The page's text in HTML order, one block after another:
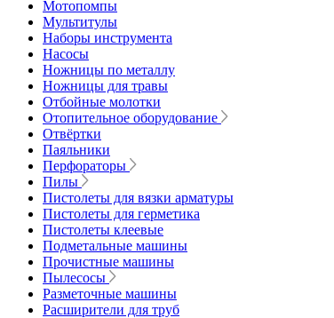
Мотопомпы
Мультитулы
Наборы инструмента
Насосы
Ножницы по металлу
Ножницы для травы
Отбойные молотки
Отопительное оборудование
Отвёртки
Паяльники
Перфораторы
Пилы
Пистолеты для вязки арматуры
Пистолеты для герметика
Пистолеты клеевые
Подметальные машины
Прочистные машины
Пылесосы
Разметочные машины
Расширители для труб